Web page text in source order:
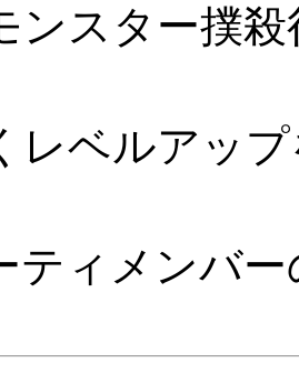
ンスター撲
レベルアッ
ティメンバ